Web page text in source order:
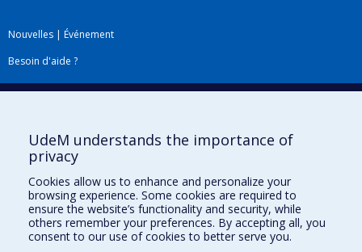
Nouvelles | Événement
Besoin d'aide ?
Plan du site|Accessibilité
Téléchargez les logos de l'ESPUM
UdeM understands the importance of
privacy
Cookies allow us to enhance and personalize your
browsing experience. Some cookies are required to
ensure the website’s functionality and security, while
others remember your preferences. By accepting all, you
consent to our use of cookies to better serve you.